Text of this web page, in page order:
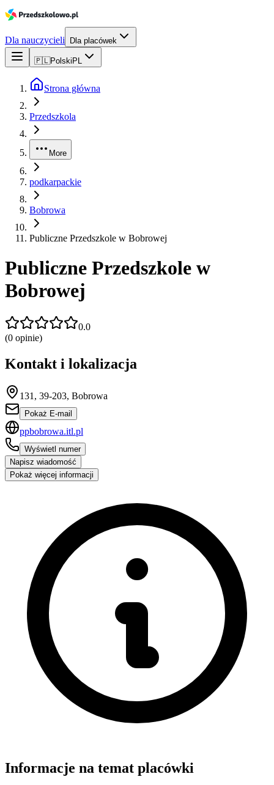
Dla nauczycieli Dla placówek
🇵🇱Polski PL
Strona główna
Przedszkola
More
podkarpackie
Bobrowa
Publiczne Przedszkole w Bobrowej
Publiczne Przedszkole w
Bobrowej
0.0
(0 opinie)
Kontakt i lokalizacja
131, 39-203, Bobrowa
Pokaż E-mail
ppbobrowa.itl.pl
Wyświetl numer
Napisz wiadomość
Pokaż więcej informacji
Informacje na temat placówki